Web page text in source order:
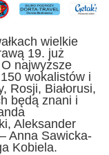
wielkie
19. już
najwyższe
wokalistów i
Rosji, Białorusi,
będą znani i
Aleksander
Anna Sawicka-
Kobiela.